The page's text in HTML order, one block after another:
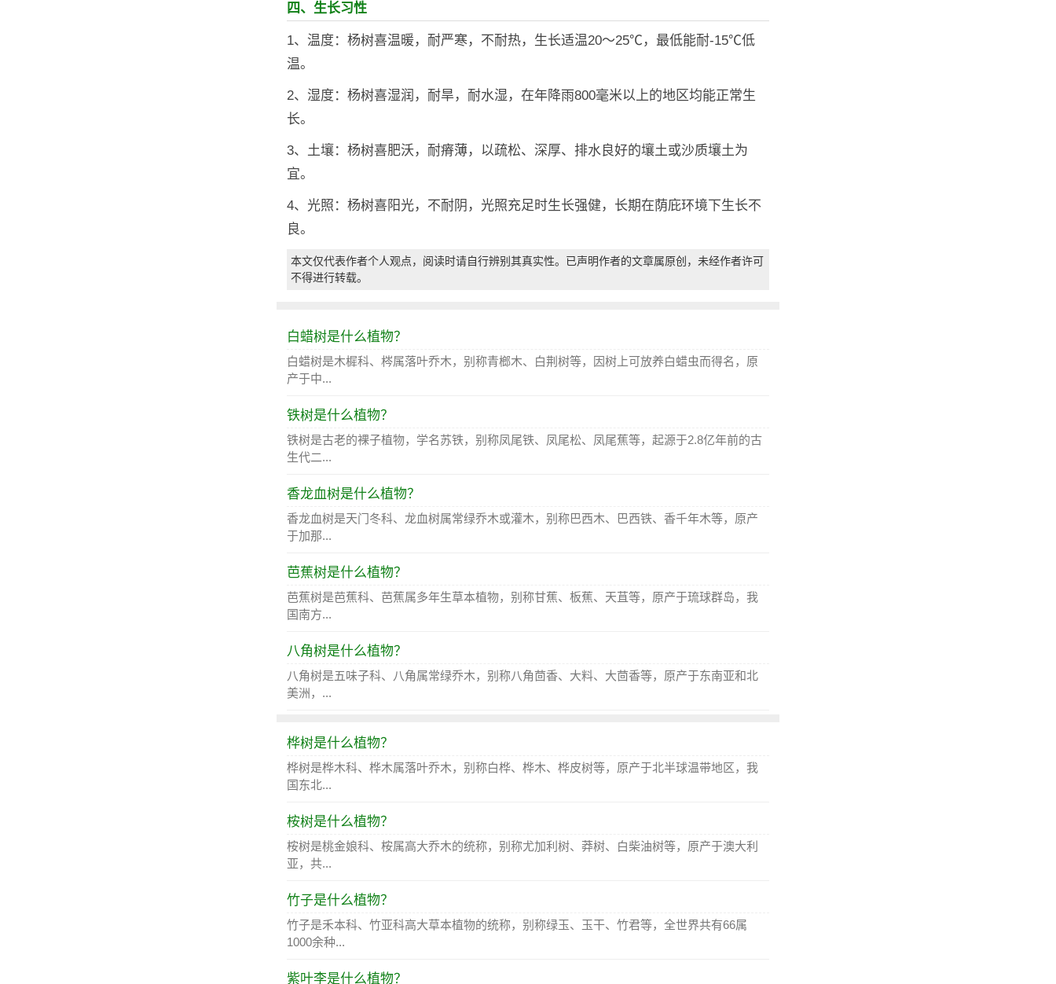
四、生长习性
1、温度：杨树喜温暖，耐严寒，不耐热，生长适温20～25℃，最低能耐-15℃低
温。
2、湿度：杨树喜湿润，耐旱，耐水湿，在年降雨800毫米以上的地区均能正常生
长。
3、土壤：杨树喜肥沃，耐瘠薄，以疏松、深厚、排水良好的壤土或沙质壤土为
宜。
4、光照：杨树喜阳光，不耐阴，光照充足时生长强健，长期在荫庇环境下生长不
良。
本文仅代表作者个人观点，阅读时请自行辨别其真实性。已声明作者的文章属原创，未经作者许可
不得进行转载。
白蜡树是什么植物？
白蜡树是木樨科、梣属落叶乔木，别称青榔木、白荆树等，因树上可放养白蜡虫而得名，原
产于中...
铁树是什么植物？
铁树是古老的裸子植物，学名苏铁，别称凤尾铁、凤尾松、凤尾蕉等，起源于2.8亿年前的古
生代二...
香龙血树是什么植物？
香龙血树是天门冬科、龙血树属常绿乔木或灌木，别称巴西木、巴西铁、香千年木等，原产
于加那...
芭蕉树是什么植物？
芭蕉树是芭蕉科、芭蕉属多年生草本植物，别称甘蕉、板蕉、天苴等，原产于琉球群岛，我
国南方...
八角树是什么植物？
八角树是五味子科、八角属常绿乔木，别称八角茴香、大料、大茴香等，原产于东南亚和北
美洲，...
桦树是什么植物？
桦树是桦木科、桦木属落叶乔木，别称白桦、桦木、桦皮树等，原产于北半球温带地区，我
国东北...
桉树是什么植物？
桉树是桃金娘科、桉属高大乔木的统称，别称尤加利树、莽树、白柴油树等，原产于澳大利
亚，共...
竹子是什么植物？
竹子是禾本科、竹亚科高大草本植物的统称，别称绿玉、玉干、竹君等，全世界共有66属
1000余种...
紫叶李是什么植物？